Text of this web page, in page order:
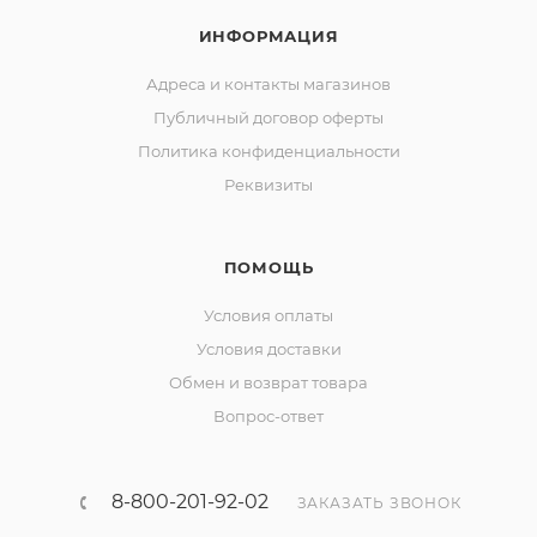
ИНФОРМАЦИЯ
Адреса и контакты магазинов
Публичный договор оферты
Политика конфиденциальности
Реквизиты
ПОМОЩЬ
Условия оплаты
Условия доставки
Обмен и возврат товара
Вопрос-ответ
8-800-201-92-02 ЗАКАЗАТЬ ЗВОНОК